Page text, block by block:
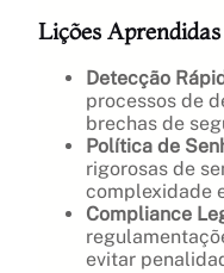
Lições Aprendidas
Detecção
processos de
brechas de
Política de
rigorosas de
complexidade
Compliance
evitar